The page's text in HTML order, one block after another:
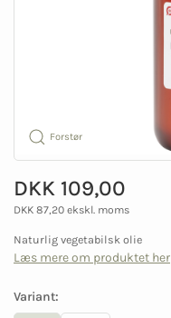
Forstør
DKK 109,00
DKK 87,20 ekskl. moms
Naturlig vegetabilsk olie
Læs mere om produktet her
Variant: